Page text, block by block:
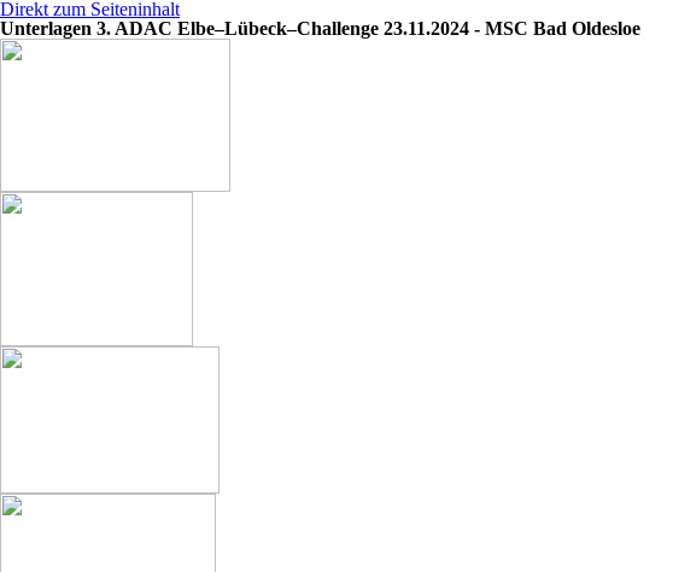
Direkt zum Seiteninhalt
Unterlagen 3. ADAC Elbe–Lübeck–Challenge 23.11.2024 - MSC Bad Oldesloe